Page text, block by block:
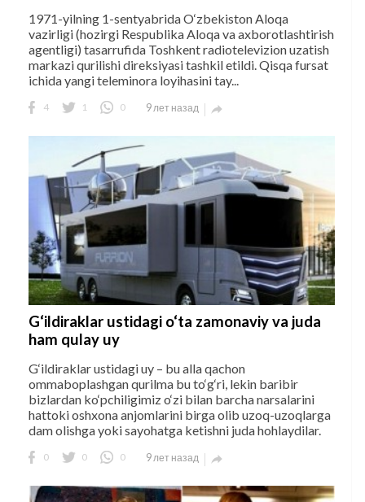
1971-yilning 1-sentyabrida O‘zbekiston Aloqa
vazirligi (hozirgi Respublika Aloqa va axborotlashtirish
agentligi) tasarrufida Toshkent radiotelevizion uzatish
markazi qurilishi direksiyasi tashkil etildi. Qisqa fursat
ichida yangi teleminora loyihasini tay...
4 1 0 9 лет назад 
G‘ildiraklar ustidagi o‘ta zamonaviy va juda
ham qulay uy
G‘ildiraklar ustidagi uy – bu alla qachon
ommaboplashgan qurilma bu to‘g‘ri, lekin baribir
bizlardan ko‘pchiligimiz o‘zi bilan barcha narsalarini
hattoki oshxona anjomlarini birga olib uzoq-uzoqlarga
dam olishga yoki sayohatga ketishni juda hohlaydilar.
0 0 0 9 лет назад 